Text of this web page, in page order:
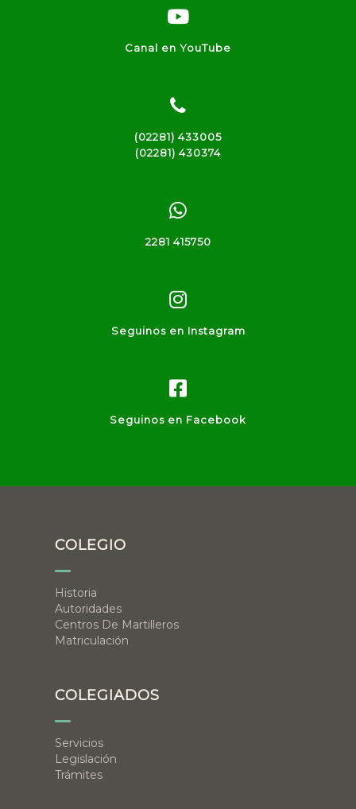
Canal en YouTube
(02281) 433005
(02281) 430374
2281 415750
Seguinos en Instagram
Seguinos en Facebook
COLEGIO
Historia
Autoridades
Centros De Martilleros
Matriculación
COLEGIADOS
Servicios
Legislación
Trámites